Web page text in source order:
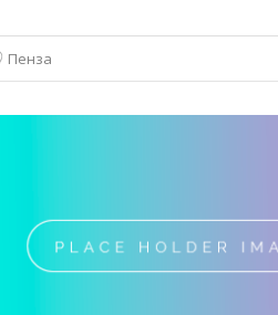
Пенза